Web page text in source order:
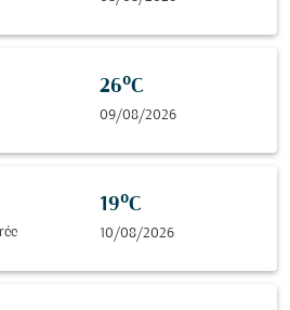
26°C
09/08/2026
19°C
10/08/2026